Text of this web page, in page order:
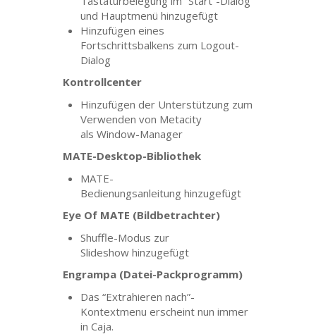
und Hauptmenü hinzugefügt
Hinzufügen eines
Fortschrittsbalkens zum Logout-
Dialog
Kontrollcenter
Hinzufügen der Unterstützung zum
Verwenden von Metacity
als Window-Manager
MATE-Desktop-Bibliothek
MATE-
Bedienungsanleitung hinzugefügt
Eye Of MATE (Bildbetrachter)
Shuffle-Modus zur
Slideshow hinzugefügt
Engrampa (Datei-Packprogramm)
Das “Extrahieren nach”-
Kontextmenu erscheint nun immer
in Caja.